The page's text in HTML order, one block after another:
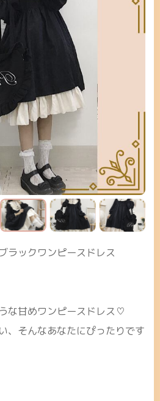
ラックワンピースドレス
な甘めワンピースドレス♡
、そんなあなたにぴったりです